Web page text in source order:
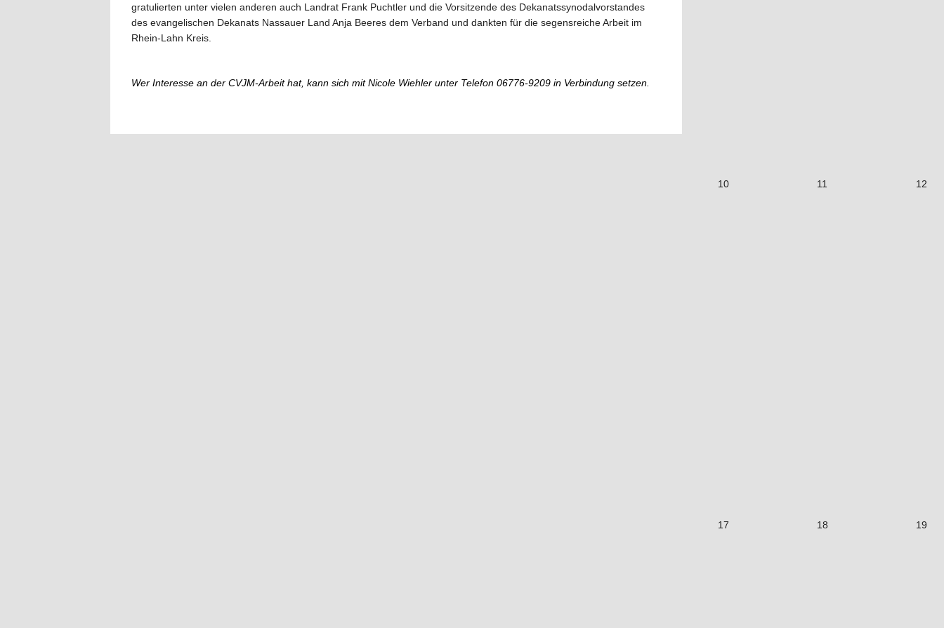
gratulierten unter vielen anderen auch Landrat Frank Puchtler und die Vorsitzende des Dekanatssynodalvorstandes
des evangelischen Dekanats Nassauer Land Anja Beeres dem Verband und dankten für die segensreiche Arbeit im
Rhein-Lahn Kreis.
Wer Interesse an der CVJM-Arbeit hat, kann sich mit Nicole Wiehler unter Telefon 06776-9209 in Verbindung setzen.
10 11 12
17 18 19